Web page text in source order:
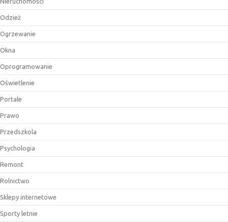
Odzież
Ogrzewanie
Okna
Oprogramowanie
Oświetlenie
Portale
Prawo
Przedszkola
Psychologia
Remont
Rolnictwo
Sklepy internetowe
Sporty letnie